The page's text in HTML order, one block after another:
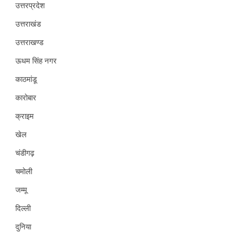
उत्तरप्रदेश
उत्तराखंड
उत्तराखण्ड
ऊधम सिंह नगर
काठमांडू
कारोबार
क्राइम
खेल
चंडीगढ़
चमोली
जम्मू
दिल्ली
दुनिया